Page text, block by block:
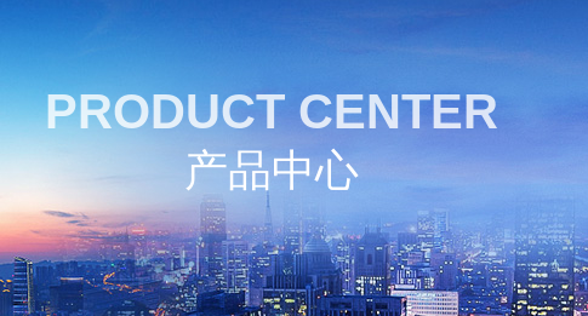
PRODUCT CENTER
产品中心